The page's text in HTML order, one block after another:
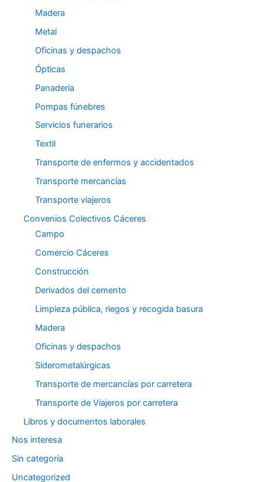
Madera
Metal
Oficinas y despachos
Ópticas
Panadería
Pompas fúnebres
Servicios funerarios
Textil
Transporte de enfermos y accidentados
Transporte mercancías
Transporte viajeros
Convenios Colectivos Cáceres
Campo
Comercio Cáceres
Construcción
Derivados del cemento
Limpieza pública, riegos y recogida basura
Madera
Oficinas y despachos
Siderometalúrgicas
Transporte de mercancías por carretera
Transporte de Viajeros por carretera
Libros y documentos laborales
Nos interesa
Sin categoría
Uncategorized